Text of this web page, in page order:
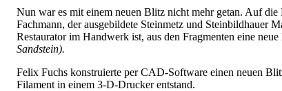
Nun war es mit einem neuen Blitz nicht mehr getan. Auf
Fachmann, der ausgebildete Steinmetz und Steinbildhauer
Restaurator im Handwerk ist, aus den Fragmenten eine neue
Sandstein).
Felix Fuchs konstruierte per CAD-Software einen neuen
Filament in einem 3-D-Drucker entstand.